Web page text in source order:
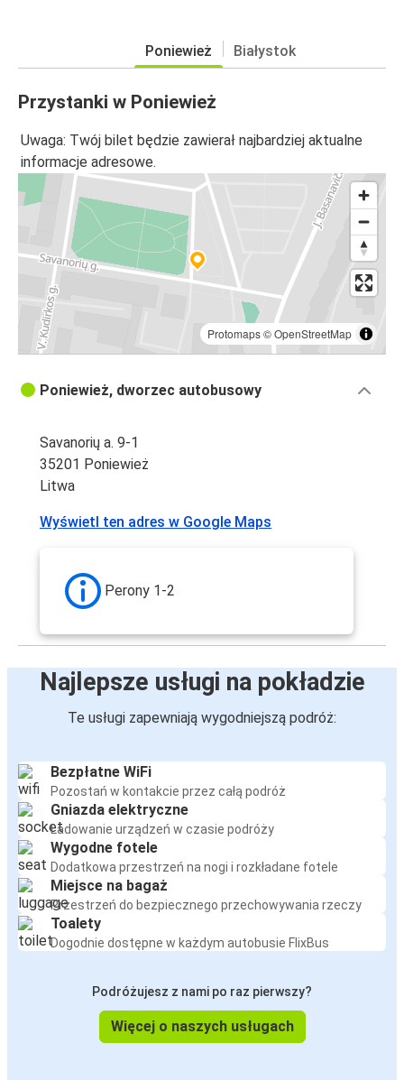
Poniewież Białystok
Przystanki w Poniewież
Uwaga: Twój bilet będzie zawierał najbardziej aktualne
informacje adresowe.
Protomaps©OpenStreetMap
Poniewież, dworzec autobusowy
Savanorių a. 9-1
35201 Poniewież
Litwa
Wyświetl ten adres w Google Maps
Perony 1-2
Najlepsze usługi na pokładzie
Te usługi zapewniają wygodniejszą podróż:
Bezpłatne WiFi
Pozostań w kontakcie przez całą podróż
Gniazda elektryczne
Ładowanie urządzeń w czasie podróży
Wygodne fotele
Dodatkowa przestrzeń na nogi i rozkładane fotele
Miejsce na bagaż
Przestrzeń do bezpiecznego przechowywania rzeczy
Toalety
Dogodnie dostępne w każdym autobusie FlixBus
Podróżujesz z nami po raz pierwszy?
Więcej o naszych usługach